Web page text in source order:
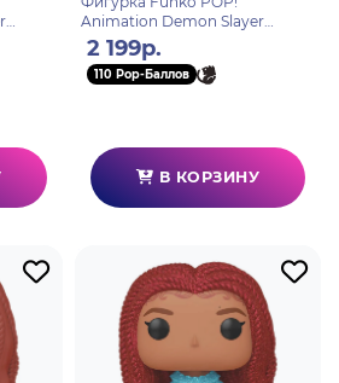
the
Animation Demon Slayer
Yahaba (GW) (Exc) (1410) 73903
2 199р.
110 Pop-Баллов
В КОРЗИНУ